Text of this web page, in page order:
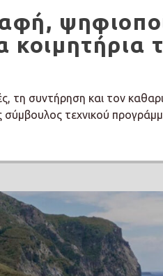
κοιμητήρια
τη συντήρηση και τον
τεχνικού